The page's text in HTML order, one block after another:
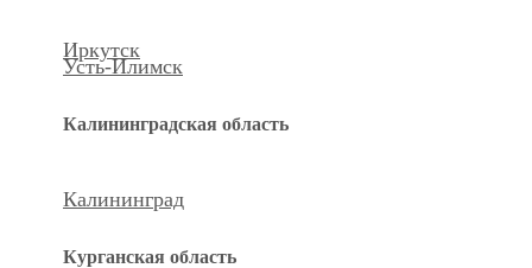
Иркутск
Усть-Илимск
Калининградская область
Калининград
Курганская область